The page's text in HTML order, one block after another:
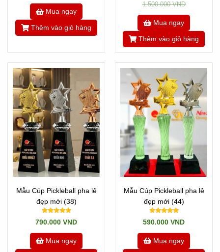
Mua ngay
Thêm vào giỏ hàng
1.500.000 VND
Mua ngay
Thêm vào giỏ hàng
Mẫu Cúp Pickleball pha lê
đẹp mới (38)
790.000 VND
Mua ngay
Mẫu Cúp Pickleball pha lê
đẹp mới (44)
590.000 VND
Mua ngay